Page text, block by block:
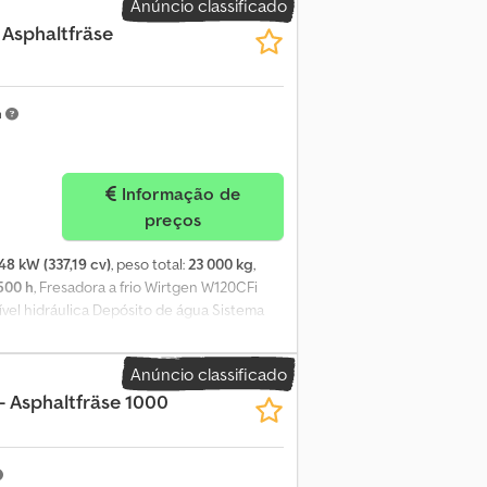
Anúncio classificado
Asphaltfräse
preços
kW (337,19 cv), peso total:23 000 kg,
h, Fresadora a frio Wirtgen W120CFi
hidráulica Depósito de água Sistema
elétrica Sistema de nivelamento
Potência do motor: 248 kW / 337 CV
mão, com EPA e CE Máquina
nos explicitamente o direito a erros de
concretos previstos na confirmação
Anúncio classificado
Asphaltfräse 1000